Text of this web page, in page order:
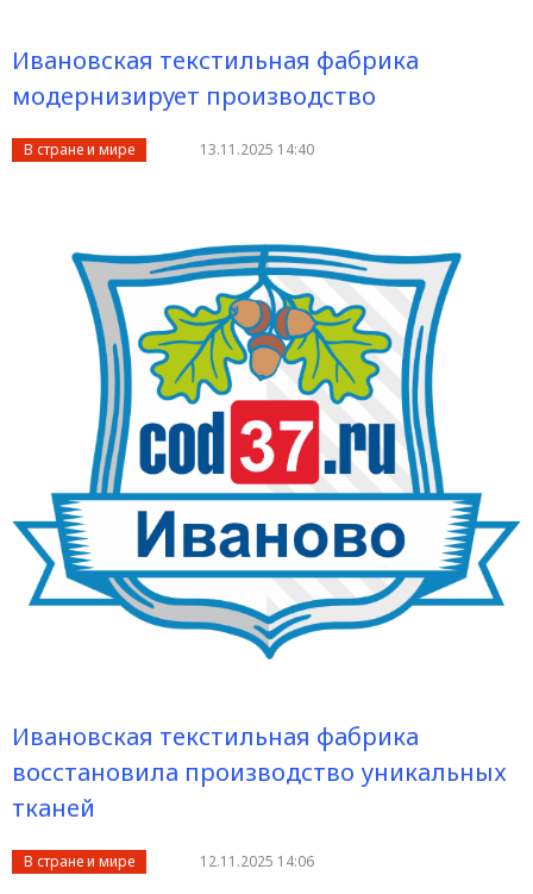
Ивановская текстильная фабрика
модернизирует производство
В стране и мире 13.11.2025 14:40
Ивановская текстильная фабрика
восстановила производство уникальных
тканей
В стране и мире 12.11.2025 14:06